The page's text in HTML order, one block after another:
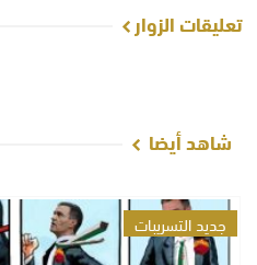
تعليقات الزوار
شاهد أيضا
جديد التسريبات